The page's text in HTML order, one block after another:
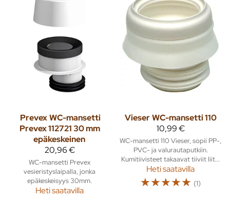
Prevex WC-mansetti
Prevex 112721 30 mm
epäkeskeinen
20,96 €
WC-mansetti Prevex
vesieristyslaipalla, jonka
epäkeskeisyys 30mm.
Heti saatavilla
Vieser WC-mansetti 110
10,99 €
WC-mansetti 110 Vieser, sopii PP-,
PVC- ja valurautaputkiin.
Kumitiivisteet takaavat tiiviit liit...
Heti saatavilla
☆☆☆☆☆ (1)